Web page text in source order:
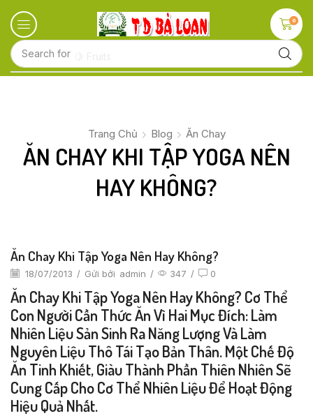
Search for
0
Trang Chủ Blog Ăn Chay
ĂN CHAY KHI TẬP YOGA NÊN
HAY KHÔNG?
Ăn Chay Khi Tập Yoga Nên Hay Không?
18/07/2013 / Gửi bởi admin / 347 / 0
Ăn Chay Khi Tập Yoga Nên Hay Không? Cơ Thể
Con Người Cần Thức Ăn Vì Hai Mục Đích: Làm
Nhiên Liệu Sản Sinh Ra Năng Lượng Và Làm
Nguyên Liệu Thô Tái Tạo Bản Thân. Một Chế Độ
Ăn Tinh Khiết, Giàu Thành Phần Thiên Nhiên Sẽ
Cung Cấp Cho Cơ Thể Nhiên Liệu Để Hoạt Động
Hiệu Quả Nhất.